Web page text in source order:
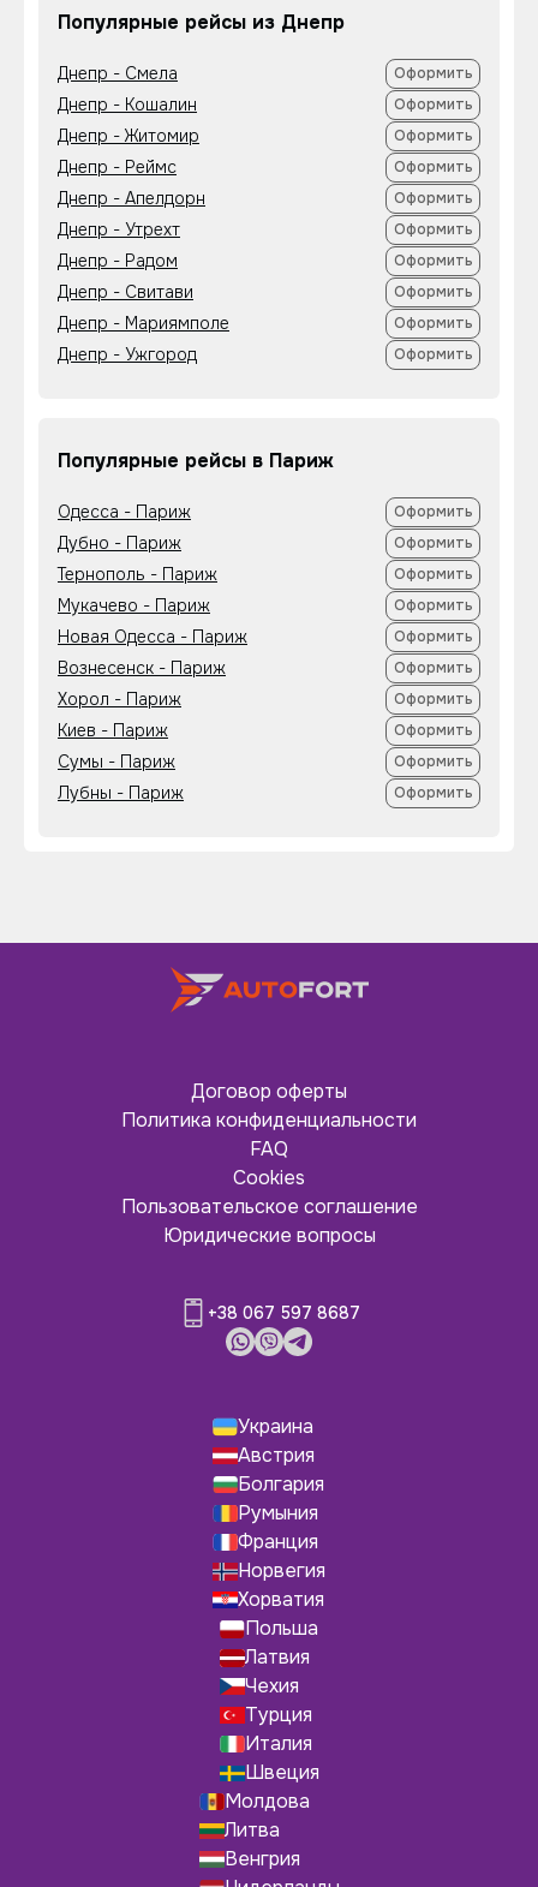
Популярные рейсы из Днепр
Днепр - Смела Оформить
Днепр - Кошалин Оформить
Днепр - Житомир Оформить
Днепр - Реймс Оформить
Днепр - Апелдорн Оформить
Днепр - Утрехт Оформить
Днепр - Радом Оформить
Днепр - Свитави Оформить
Днепр - Мариямполе Оформить
Днепр - Ужгород Оформить
Популярные рейсы в Париж
Одесса - Париж Оформить
Дубно - Париж Оформить
Тернополь - Париж Оформить
Мукачево - Париж Оформить
Новая Одесса - Париж Оформить
Вознесенск - Париж Оформить
Хорол - Париж Оформить
Киев - Париж Оформить
Сумы - Париж Оформить
Лубны - Париж Оформить
Договор оферты
Политика конфиденциальности
FAQ
Cookies
Пользовательское соглашение
Юридические вопросы
+38 067 597 8687
Украина
Австрия
Болгария
Румыния
Франция
Норвегия
Хорватия
Польша
Латвия
Чехия
Турция
Италия
Швеция
Молдова
Литва
Венгрия